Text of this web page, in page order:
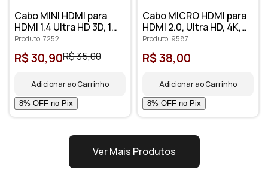
Cabo MINI HDMI para
HDMI 1.4 Ultra HD 3D, 1
metro - Cirilo Cabos
Produto: 7252
R$ 30,90R$ 35,00
Adicionar ao Carrinho
Cabo MICRO HDMI para
HDMI 2.0, Ultra HD, 4K,
3D, 3 metros
Produto: 9587
R$ 38,00
Adicionar ao Carrinho
Ver Mais Produtos